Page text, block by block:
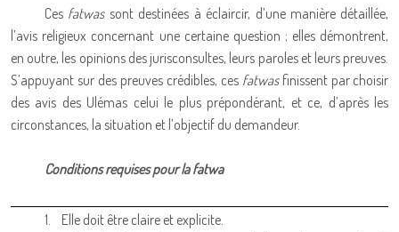
Ces fatwassont destinées à éclaircir, d’une manière détaillée,
l’avis religieux concernant une certaine question ; elles démontrent,
en outre, les opinions des jurisconsultes, leurs paroles et leurs preuves.
S’appuyant sur des preuves crédibles, ces fatwasfinissent par choisir
des avis des Ulémas celui le plus prépondérant, et ce, d’après les
circonstances, la situation et l’objectif du demandeur.
Conditions requises pour la fatwa
1.
Elle doit être claire et explicite.